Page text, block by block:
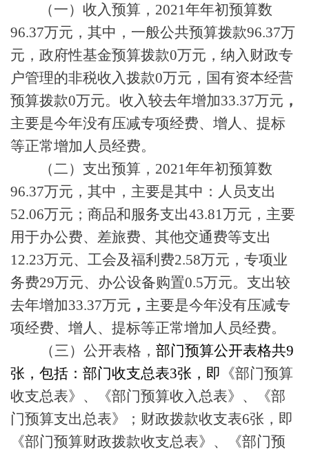
（一）收入预算， 2021年年初预算数
96.37万元，其中，一般公共预算拨款96.37万
元，政府性基金预算拨款0万元，纳入财政专
户管理的非税收入拨款0万元，国有资本经营
预算拨款0万元。收入较去年增加33.37万元 ，
主要是今年没有压减专项经费、增人、提标
等正常增加人员经费。
（二）支出预算， 2021年年初预算数
96.37万元，其中，主要是其中：人员支出
52.06万元 ； 商品和服务支出43.81万元，主要
用于办公费、差旅费、其他交通费等支出
12.23万元、 工会及福利费2.58万元，专项业
务费29万元、办公设备购置0.5万元。 支出较
去年增加33.37万元 ， 主要是今年没有压减专
项经费、增人、提标等正常增加人员经费。
（三）公开表格， 部门预算公开表格共9
张，包括：部门收支总表3张，即 《部门预算
收支总表》、《部门预算收入总表》、《部
门预算支出总表》；财政拨款收支表6张，即
《部门预算财政拨款收支总表》、《部门预